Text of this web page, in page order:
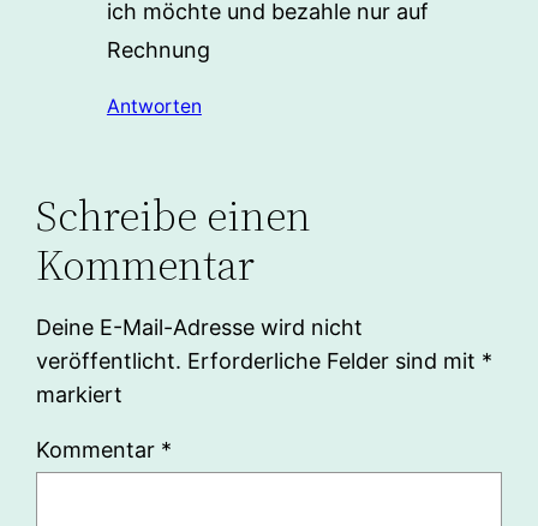
ich möchte und bezahle nur auf
Rechnung
Antworten
Schreibe einen
Kommentar
Deine E-Mail-Adresse wird nicht
veröffentlicht. Erforderliche Felder sind mit *
markiert
Kommentar *